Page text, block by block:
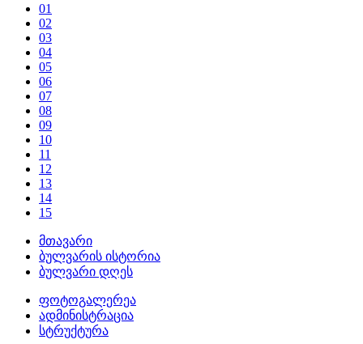
01
02
03
04
05
06
07
08
09
10
11
12
13
14
15
მთავარი
ბულვარის ისტორია
ბულვარი დღეს
ფოტოგალერეა
ადმინისტრაცია
სტრუქტურა